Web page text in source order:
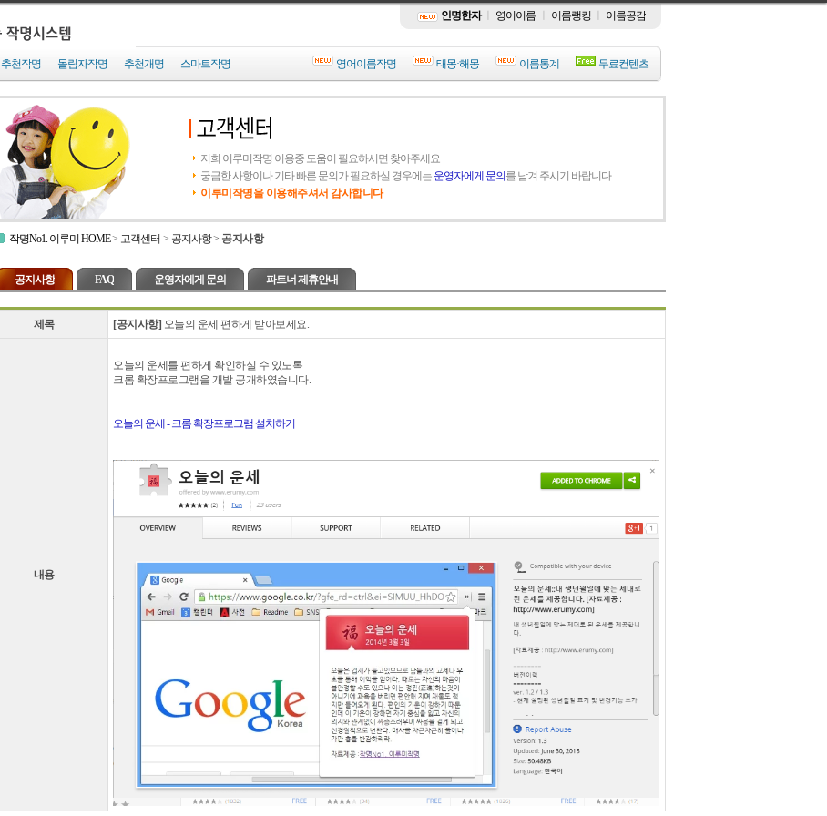
인명한자 영어이름 이름랭킹 이름공감
추천작명 돌림자작명 추천개명 스마트작명 영어이름작명 태몽·해몽 이름통계 무료컨텐츠
저희 이루미작명 이용중 도움이 필요하시면 찾아주세요
궁금한 사항이나 기타 빠른 문의가 필요하실 경우에는 운영자에게 문의 를 남겨 주시기 바랍니다
이루미작명을 이용해주셔서 감사합니다
작명No1. 이루미 HOME> 고객센터 > 공지사항> 공지사항
공지사항 FAQ 운영자에게 문의 파트너 제휴안내
제목 [공지사항] 오늘의 운세 편하게 받아보세요.
내용
오늘의 운세를 편하게 확인하실 수 있도록
크롬 확장프로그램을 개발 공개하였습니다.
오늘의 운세 - 크롬 확장프로그램 설치하기